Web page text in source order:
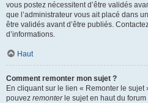
vous postez nécessitent d’être validés
que l’administrateur vous ait placé dans
être validés avant d’être publiés.
d’informations.
Haut
Comment remonter mon sujet ?
En cliquant sur le lien « Remonter le
pouvez remonterle sujet en haut du